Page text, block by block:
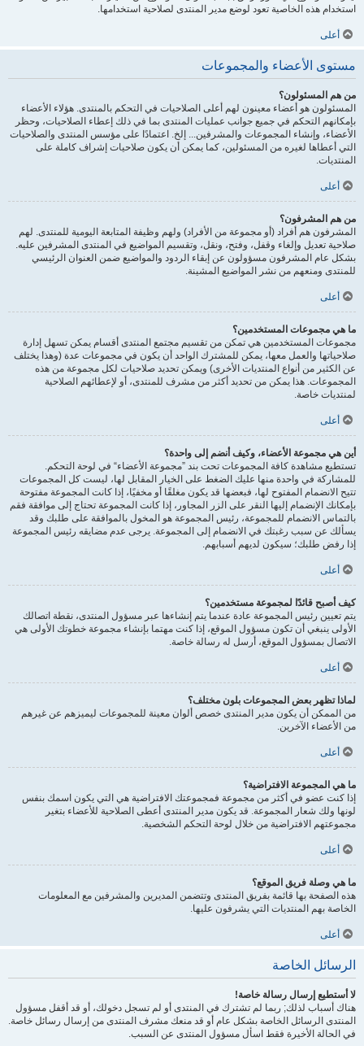
استخدام هذه الخاصية تعود لوضع مدير المنتدى لصلاحية استخدامها.
أعلى
مستوى الأعضاء والمجموعات
من هم المسئولون؟
المسئولون هو أعضاء معينون لهم أعلى الصلاحيات في التحكم بالمنتدى. هؤلاء الأعضاء
بإمكانهم التحكم في جميع جوانب عمليات المنتدى بما في ذلك إعطاء الصلاحيات، وحظر
الأعضاء، وإنشاء المجموعات والمشرفين... إلخ. اعتمادًا على مؤسس المنتدى والصلاحيات
التي أعطاها لغيره من المسئولين، كما يمكن أن يكون صلاحيات إشراف كاملة على
المنتديات.
أعلى
من هم المشرفون؟
المشرفون هم أفراد (أو مجموعة من الأفراد) ولهم وظيفة المتابعة اليومية للمنتدى. لهم
صلاحية تعديل وإلغاء وقفل، وفتح، ونقل، وتقسيم المواضيع في المنتدى المشرفين عليه.
بشكل عام المشرفون مسؤولون عن إبقاء الردود والمواضيع ضمن العنوان الرئيسي
للمنتدى ومنعهم من نشر المواضيع المشينة.
أعلى
ما هي مجموعات المستخدمين؟
مجموعات المستخدمين هي تمكن من تقسيم مجتمع المنتدى أقسام يمكن تسهل إدارة
صلاحياتها والعمل معها، يمكن للمشترك الواحد أن يكون في مجموعات عدة (وهذا يختلف
عن الكثير من أنواع المنتديات الأخرى) ويمكن تحديد صلاحيات لكل مجموعة من هذه
المجموعات. هذا يمكن من تحديد أكثر من مشرف للمنتدى، أو لإعطائهم الصلاحية
لمنتديات خاصة.
أعلى
أين هي مجموعة الأعضاء، وكيف أنضم إلى واحدة؟
تستطيع مشاهدة كافة المجموعات تحت بند ”مجموعة الأعضاء“ في لوحة التحكم.
للمشاركة في واحدة منها عليك الضغط على الخيار المقابل لها، ليست كل المجموعات
تتيح الانضمام المفتوح لها، فبعضها قد يكون مغلقًا أو مخفيًا، إذا كانت المجموعة مفتوحة
بإمكانك الإنضمام إليها النقر على الزر المجاور، إذا كانت المجموعة تحتاج إلى موافقة فقم
بالتماس الانضمام للمجموعة، رئيس المجموعة هو المخول بالموافقة على طلبك وقد
يسألك عن سبب رغبتك في الانضمام إلى المجموعة. يرجى عدم مضايقه رئيس المجموعة
إذا رفض طلبك؛ سيكون لديهم أسبابهم.
أعلى
كيف أصبح قائدًا لمجموعة مستخدمين؟
يتم تعيين رئيس المجموعة عادة عندما يتم إنشاءها عبر مسؤول المنتدى، نقطة اتصالك
الأولى ينبغي أن تكون مسؤول الموقع، إذا كنت مهتما بإنشاء مجموعة خطوتك الأولى هي
الاتصال بمسؤول الموقع، أرسل له رسالة خاصة.
أعلى
لماذا تظهر بعض المجموعات بلون مختلف؟
من الممكن أن يكون مدير المنتدى خصص ألوان معينة للمجموعات ليميزهم عن غيرهم
من الأعضاء الآخرين.
أعلى
ما هي المجموعة الافتراضية؟
إذا كنت عضو في أكثر من مجموعة فمجموعتك الافتراضية هي التي يكون اسمك بنفس
لونها ولك شعار المجموعة. قد يكون مدير المنتدى أعطى الصلاحية للأعضاء بتغير
مجموعتهم الافتراضية من خلال لوحة التحكم الشخصية.
أعلى
ما هي وصلة فريق الموقع؟
هذه الصفحة بها قائمة بفريق المنتدى وتتضمن المديرين والمشرفين مع المعلومات
الخاصة بهم المنتديات التي يشرفون عليها.
أعلى
الرسائل الخاصة
لا أستطيع إرسال رسالة خاصة!
هناك أسباب لذلك; ربما لم تشترك في المنتدى أو لم تسجل دخولك، أو قد أقفل مسؤول
المنتدى الرسائل الخاصة بشكل عام أو قد منعك مشرف المنتدى من إرسال رسائل خاصة.
في الحالة الأخيرة فقط اسأل مسؤول المنتدى عن السبب.